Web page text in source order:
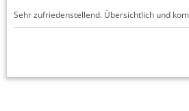
Sehr zufriedenstellend. Übersichtlich und